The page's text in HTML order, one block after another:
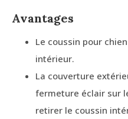
Avantages
Le coussin pour
intérieur.
La couverture
fermeture éclair sur
retirer le coussin